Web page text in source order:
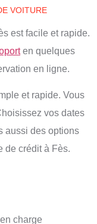
VOITURE
est facile et rapide.
en quelques
en ligne.
et rapide. Vous
vos dates
aussi des options
de crédit à Fès.
charge